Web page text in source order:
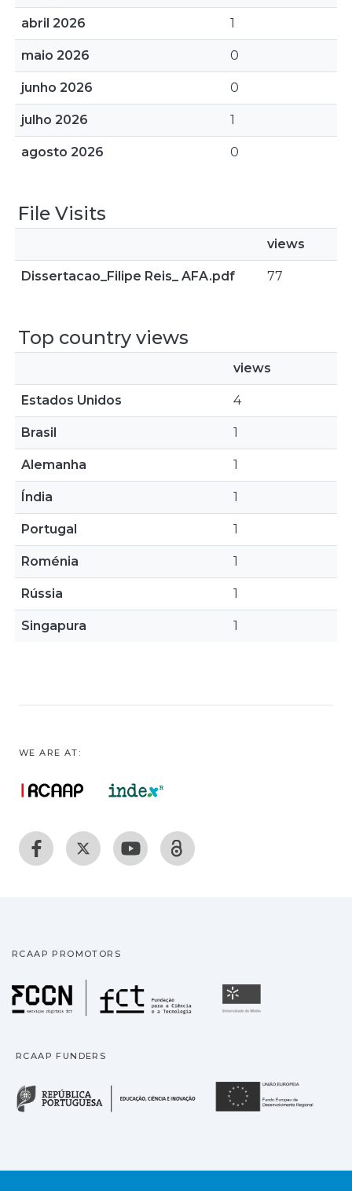
abril 2026 1
maio 2026 0
junho 2026 0
julho 2026 1
agosto 2026 0
File Visits
views
Dissertacao_Filipe Reis_ AFA.pdf 77
Top country views
views
Estados Unidos 4
Brasil 1
Alemanha 1
Índia 1
Portugal 1
Roménia 1
Rússia 1
Singapura 1
WE ARE AT:
RCAAP PROMOTORS
Fundação para a
RCAAP FUNDERS
República Portuguesa